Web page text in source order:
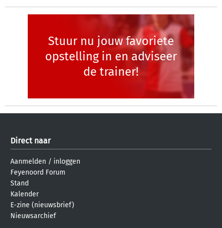
Stuur nu jouw favoriete
opstelling in en adviseer
de trainer!
Direct naar
Aanmelden / inloggen
Feyenoord Forum
Stand
Kalender
E-zine (nieuwsbrief)
Nieuwsarchief